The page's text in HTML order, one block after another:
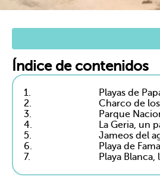
Índice de contenidos
1.
Playas de
2.
Charco de
3.
Parque
4.
La Geria, un
5.
Jameos del
6.
Playa de
7.
Playa